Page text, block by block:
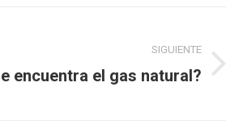
SIGUIENTE
encuentra el gas natural?